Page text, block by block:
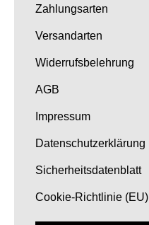
Zahlungsarten
Versandarten
Widerrufsbelehrung
AGB
Impressum
Datenschutzerklärung
Sicherheitsdatenblatt
Cookie-Richtlinie (EU)